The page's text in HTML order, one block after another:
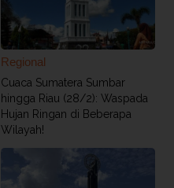
Regional
Cuaca Sumatera Sumbar
hingga Riau (28/2): Waspada
Hujan Ringan di Beberapa
Wilayah!